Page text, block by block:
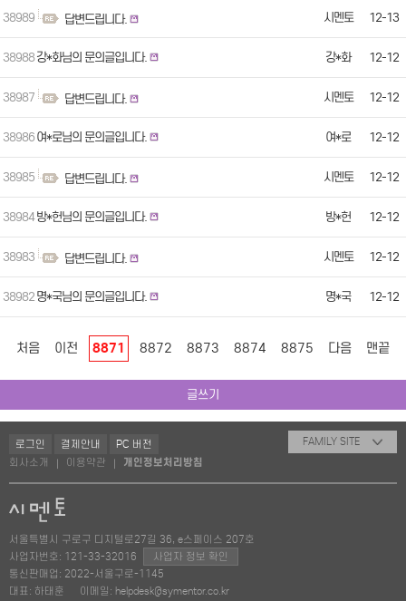
38989 답변드립니다. 시멘토 12-13
38988 강*화님의 문의글입니다. 강*화 12-12
38987 답변드립니다. 시멘토 12-12
38986 여*로님의 문의글입니다. 여*로 12-12
38985 답변드립니다. 시멘토 12-12
38984 방*헌님의 문의글입니다. 방*헌 12-12
38983 답변드립니다. 시멘토 12-12
38982 명*국님의 문의글입니다. 명*국 12-12
처음 이전 8871 8872 8873 8874 8875 다음 맨끝
글쓰기
로그인 결제안내
PC 버전
회사소개
이용약관 개인정보처리방침
FAMILY SITE
서울특별시 구로구 디지털로27길 36, e스페이스 207호
사업자번호: 121-33-32016
사업자 정보 확인
통신판매업: 2022-서울구로-1145
대표: 하태훈
이메일: helpdesk@symentor.co.kr